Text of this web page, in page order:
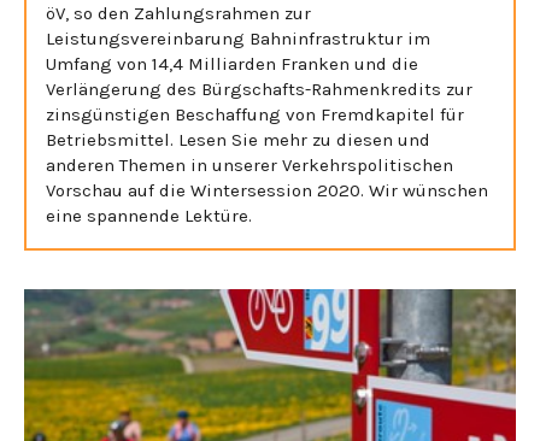
öV, so den Zahlungsrahmen zur
Leistungsvereinbarung Bahninfrastruktur im
Umfang von 14,4 Milliarden Franken und die
Verlängerung des Bürgschafts-Rahmenkredits zur
zinsgünstigen Beschaffung von Fremdkapitel für
Betriebsmittel. Lesen Sie mehr zu diesen und
anderen Themen in unserer Verkehrspolitischen
Vorschau auf die Wintersession 2020. Wir wünschen
eine spannende Lektüre.